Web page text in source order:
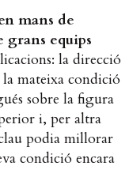
mans de
grans equips
la direcció
mateixa condició
sobre la figura
i, per altra
podia millorar
condició encara